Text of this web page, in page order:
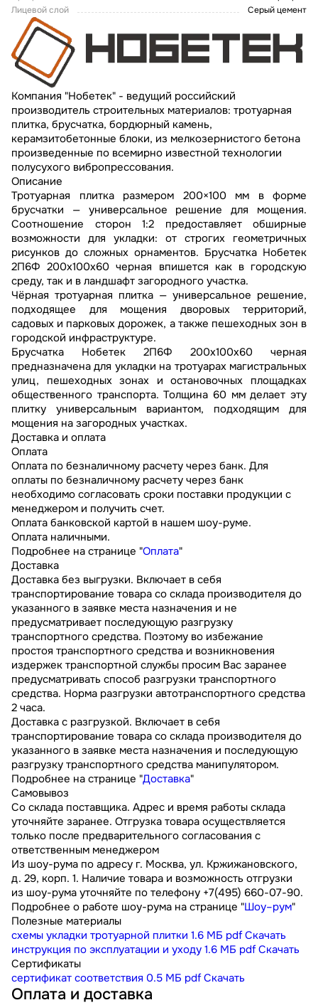
Лицевой слой
Серый цемент
Компания "Нобетек" - ведущий российский
производитель строительных материалов: тротуарная
плитка, брусчатка, бордюрный камень,
керамзитобетонные блоки, из мелкозернистого бетона
произведенные по всемирно известной технологии
полусухого вибропрессования.
Описание
Тротуарная плитка размером 200×100 мм в форме
брусчатки — универсальное решение для мощения.
Соотношение сторон 1:2 предоставляет обширные
возможности для укладки: от строгих геометричных
рисунков до сложных орнаментов. Брусчатка Нобетек
2П6Ф 200x100x60 черная впишется как в городскую
среду, так и в ландшафт загородного участка.
Чёрная тротуарная плитка — универсальное решение,
подходящее для мощения дворовых территорий,
садовых и парковых дорожек, а также пешеходных зон в
городской инфраструктуре.
Брусчатка Нобетек 2П6Ф 200x100x60 черная
предназначена для укладки на тротуарах магистральных
улиц, пешеходных зонах и остановочных площадках
общественного транспорта. Толщина 60 мм делает эту
плитку универсальным вариантом, подходящим для
мощения на загородных участках.
Доставка и оплата
Оплата
Оплата по безналичному расчету через банк. Для
оплаты по безналичному расчету через банк
необходимо согласовать сроки поставки продукции с
менеджером и получить счет.
Оплата банковской картой в нашем шоу-руме.
Оплата наличными.
Подробнее на странице "Оплата"
Доставка
Доставка без выгрузки. Включает в себя
транспортирование товара со склада производителя до
указанного в заявке места назначения и не
предусматривает последующую разгрузку
транспортного средства. Поэтому во избежание
простоя транспортного средства и возникновения
издержек транспортной службы просим Вас заранее
предусматривать способ разгрузки транспортного
средства. Норма разгрузки автотранспортного средства
2 часа.
Доставка с разгрузкой. Включает в себя
транспортирование товара со склада производителя до
указанного в заявке места назначения и последующую
разгрузку транспортного средства манипулятором.
Подробнее на странице "Доставка"
Самовывоз
Со склада поставщика. Адрес и время работы склада
уточняйте заранее. Отгрузка товара осуществляется
только после предварительного согласования с
ответственным менеджером
Из шоу-рума по адресу г. Москва, ул. Кржижановского,
д. 29, корп. 1. Наличие товара и возможность отгрузки
из шоу-рума уточняйте по телефону +7(495) 660-07-90.
Подробнее о работе шоу-рума на странице "Шоу–рум"
Полезные материалы
схемы укладки тротуарной плитки 1.6 МБ pdf Скачать
инструкция по эксплуатации и уходу 1.6 МБ pdf Скачать
Сертификаты
сертификат соответствия 0.5 МБ pdf Скачать
Оплата и доставка